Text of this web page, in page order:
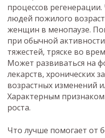
процессов
людей пожилого
женщин в менопаузе.
при обычной
тяжестей, тряске во
Может развиваться на
лекарств, хронических
возрастных изменений
Характерным
роста.
Что лучше помогает от